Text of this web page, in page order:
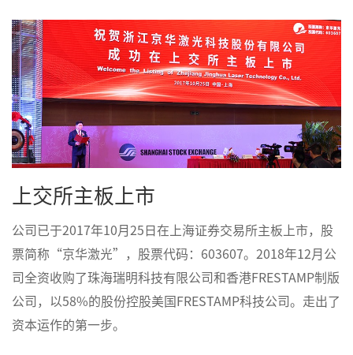
上交所主板上市
公司已于2017年10月25日在上海证券交易所主板上市，股
票简称“京华激光”，股票代码：603607。2018年12月公
司全资收购了珠海瑞明科技有限公司和香港FRESTAMP制版
公司，以58%的股份控股美国FRESTAMP科技公司。走出了
资本运作的第一步。